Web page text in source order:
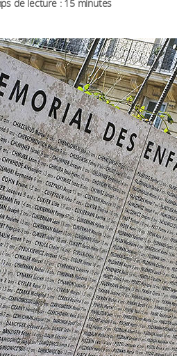
de lecture : 15 minutes